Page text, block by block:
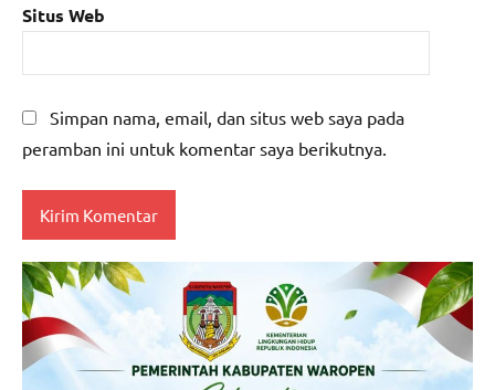
Situs Web
Simpan nama, email, dan situs web saya pada
peramban ini untuk komentar saya berikutnya.